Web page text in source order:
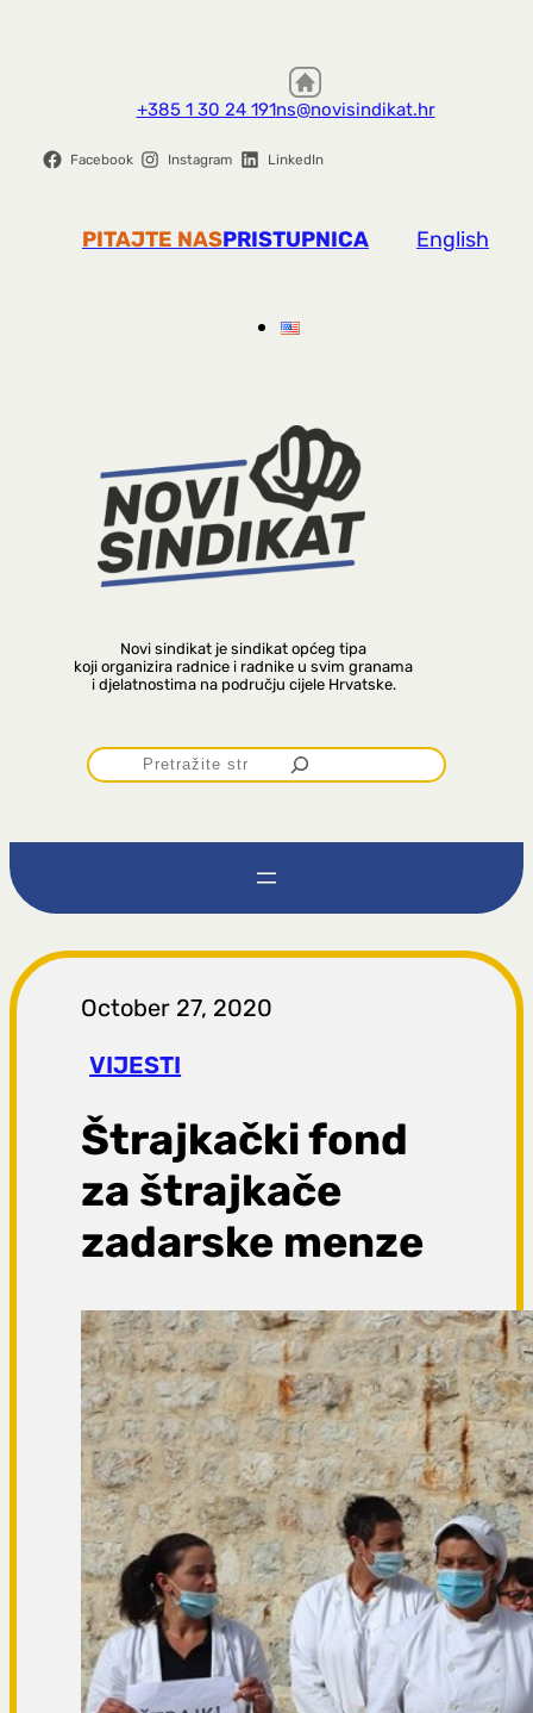
+385 1 30 24 191ns@novisindikat.hr
Facebook Instagram LinkedIn
PITAJTE NASPRISTUPNICA English
Novi sindikat je sindikat općeg tipa
koji organizira radnice i radnike u svim granama
i djelatnostima na području cijele Hrvatske.
P
r
t
r
a
g
a
October 27, 2020
VIJESTI
Štrajkački fond
za štrajkače
zadarske menze